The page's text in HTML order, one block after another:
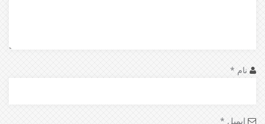
نام *
ایمیل *